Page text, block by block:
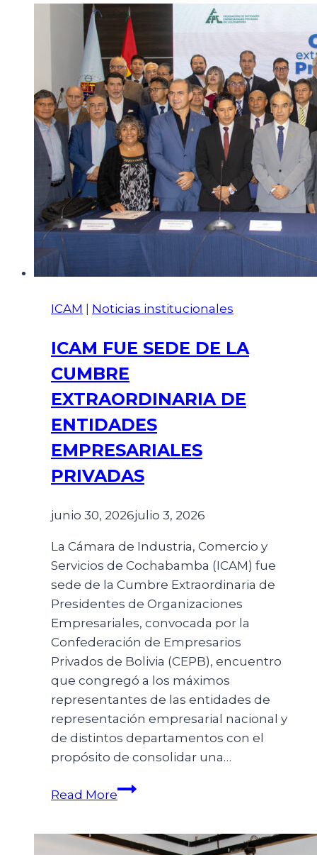
ICAM Noticias institucionales
ICAM FUE SEDE DE LA
CUMBRE
EXTRAORDINARIA DE
ENTIDADES
EMPRESARIALES
PRIVADAS
junio 30, 2026julio 3, 2026
La Cámara de Industria, Comercio y
Servicios de Cochabamba (ICAM) fue
sede de la Cumbre Extraordinaria de
Presidentes de Organizaciones
Empresariales, convocada por la
Confederación de Empresarios
Privados de Bolivia (CEPB), encuentro
que congregó a los máximos
representantes de las entidades de
representación empresarial nacional y
de distintos departamentos con el
propósito de consolidar una…
Read More